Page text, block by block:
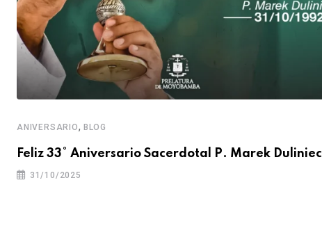
ANIVERSARIO, BLOG
Feliz 33° Aniversario Sacerdotal P. Marek Duliniec
31/10/2025